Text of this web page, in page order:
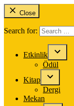
Close
Search for:
Etkinlik
Ödül
Kitap
Dergi
Mekan